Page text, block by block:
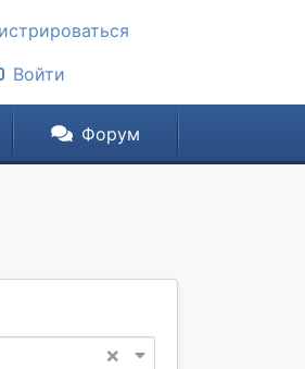
Войти
Форум
×